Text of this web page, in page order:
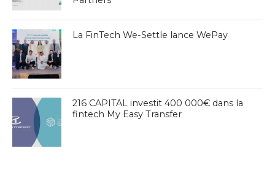
La FinTech We-Settle lance WePay
216 CAPITAL investit 400 000€ dans la
fintech My Easy Transfer